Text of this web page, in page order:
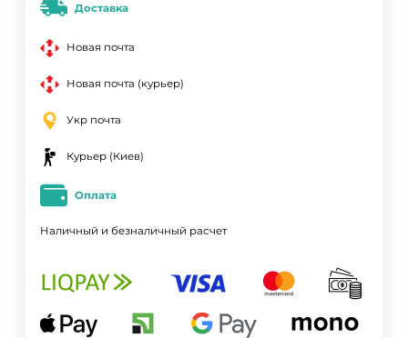
Доставка
Новая почта
Новая почта (курьер)
Укр почта
Курьер (Киев)
Оплата
Наличный и безналичный расчет